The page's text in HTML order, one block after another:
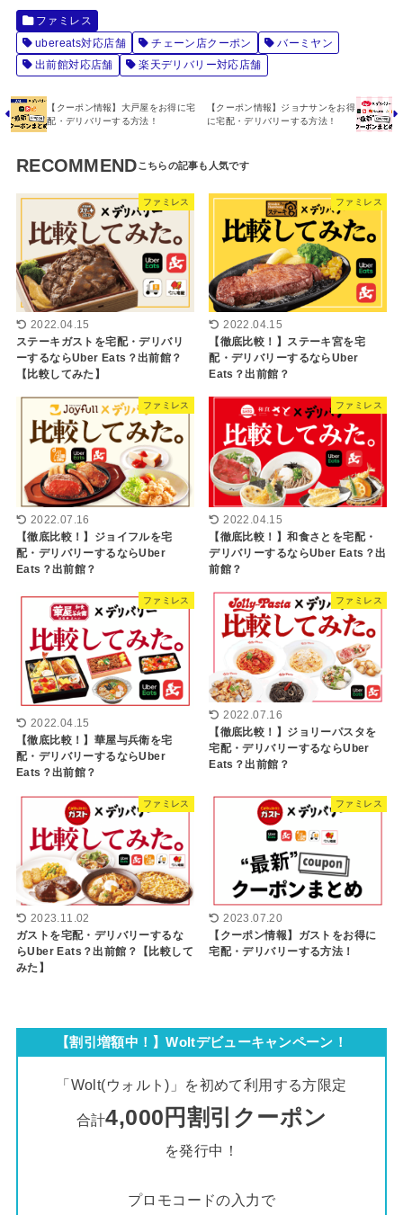
ファミレス
ubereats対応店舗
チェーン店クーポン
バーミヤン
出前館対応店舗
楽天デリバリー対応店舗
【クーポン情報】大戸屋をお得に宅
配・デリバリーする方法！
【クーポン情報】ジョナサンをお得
に宅配・デリバリーする方法！
RECOMMEND
ファミレス
2022.04.15
ステーキガストを宅配・デリバリ
ーするならUber Eats？出前館？
【比較してみた】
ファミレス
2022.04.15
【徹底比較！】ステーキ宮を宅
配・デリバリーするならUber
Eats？出前館？
ファミレス
2022.07.16
【徹底比較！】ジョイフルを宅
配・デリバリーするならUber
Eats？出前館？
ファミレス
2022.04.15
【徹底比較！】和食さとを宅配・
デリバリーするならUber Eats？出
前館？
ファミレス
2022.04.15
【徹底比較！】華屋与兵衛を宅
配・デリバリーするならUber
Eats？出前館？
ファミレス
2022.07.16
【徹底比較！】ジョリーパスタを
宅配・デリバリーするならUber
Eats？出前館？
ファミレス
2023.11.02
ガストを宅配・デリバリーするな
らUber Eats？出前館？【比較して
みた】
ファミレス
2023.07.20
【クーポン情報】ガストをお得に
宅配・デリバリーする方法！
【割引増額中！】Woltデビューキャンペーン！
「Wolt(ウォルト)」を初めて利用する方限定
合計4,000円割引クーポン
を発行中！
プロモコードの入力で